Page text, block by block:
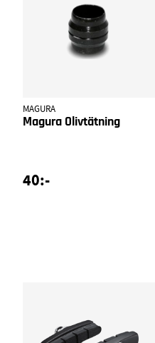
MAGURA
Magura Olivtätning
40:-